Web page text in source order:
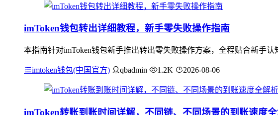
imToken钱包转出详细教程，新手零失败操作指南
本指南针对imToken钱包新手推出转出零失败操作方案，全程贴合新手
imtoken钱包(中国官方) qbadmin 1.2K 2026-08-06
imToken转账到账时间详解，不同链、不同场景的到账速度